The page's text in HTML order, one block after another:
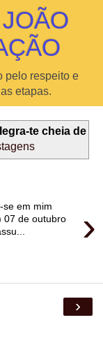
pelo respeito e
etapas.
te cheia de
›
se em mim
07 de outubro
›